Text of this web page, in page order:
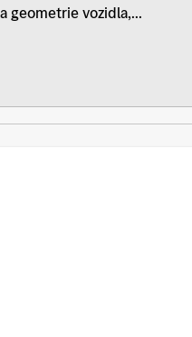
geometrie vozidla,...